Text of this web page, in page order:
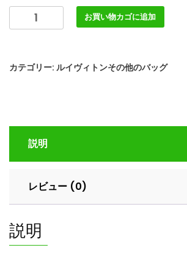
イ
ト
リ
オ
カ
ゴ
バ
お買い物カゴに追加
カテゴリー: ルイヴィトンその他のバッグ
説明
レビュー (0)
説明